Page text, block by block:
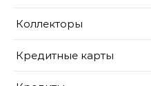
Коллекторы
Кредитные карты